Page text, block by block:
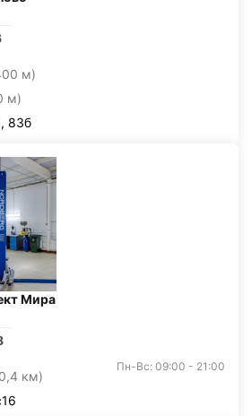
м)
м)
83б
Мира
км)
Пн-Вс: 09:00 - 21:00